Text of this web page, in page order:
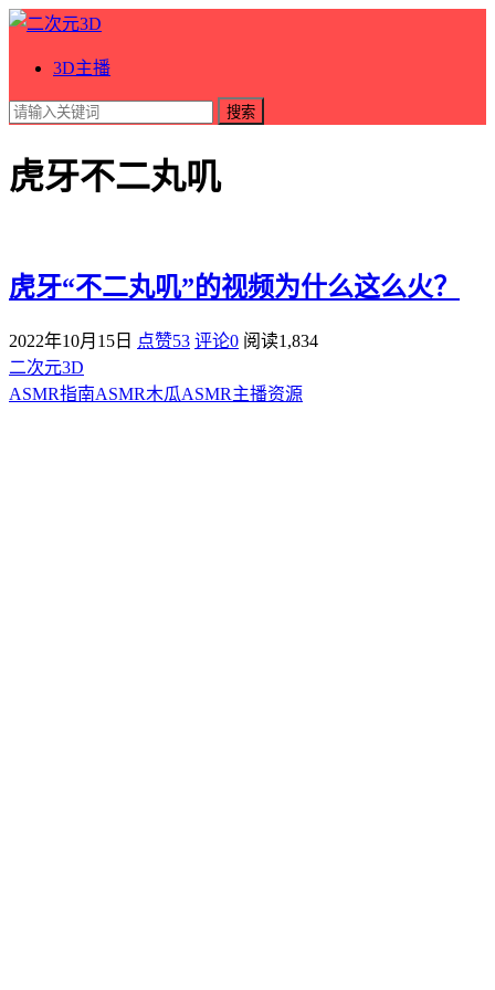
3D主播
搜索
虎牙不二丸叽
虎牙“不二丸叽”的视频为什么这么火？
2022年10月15日 点赞53 评论0 阅读1,834
二次元3D
ASMR指南ASMR木瓜ASMR主播资源